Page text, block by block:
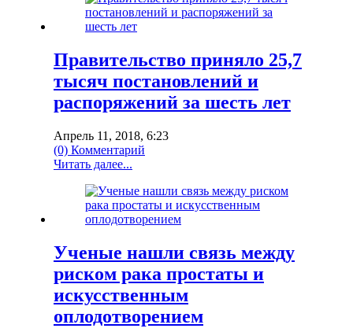
Правительство приняло 25,7
тысяч постановлений и
распоряжений за шесть лет
Апрель 11, 2018, 6:23
(0) Комментарий
Читать далее...
Ученые нашли связь между
риском рака простаты и
искусственным
оплодотворением